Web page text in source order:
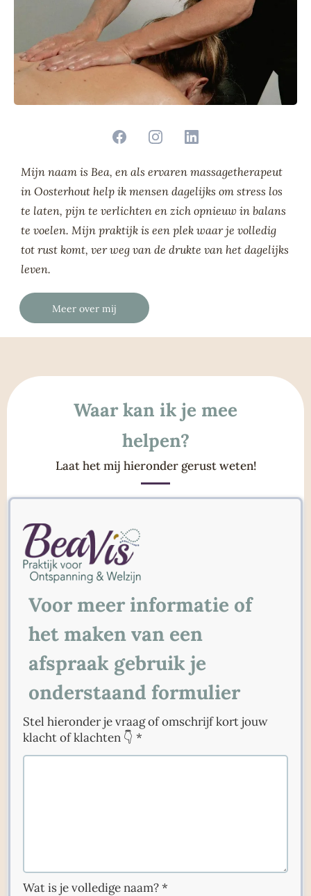
Mijn naam is Bea, en als ervaren massagetherapeut
in Oosterhout help ik mensen dagelijks om stress los
te laten, pijn te verlichten en zich opnieuw in balans
te voelen. Mijn praktijk is een plek waar je volledig
tot rust komt, ver weg van de drukte van het dagelijks
leven.
Meer over mij
Waar kan ik je mee
helpen?
Laat het mij hieronder gerust weten!
Voor meer informatie of
het maken van een
afspraak gebruik je
onderstaand formulier
Stel hieronder je vraag of omschrijf kort jouw
klacht of klachten 👇 *
Wat is je volledige naam?*